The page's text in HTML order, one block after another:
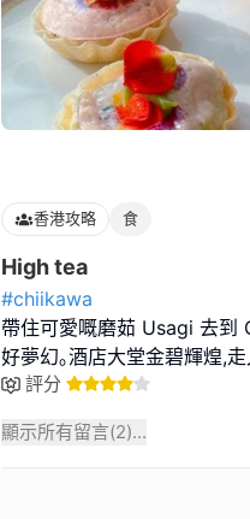
香港攻略 食
High tea
#chiikawa
帶住可愛嘅磨茹 Usagi 去
好夢幻｡酒店大堂金碧輝煌,
評分
顯示所有留言(2)...